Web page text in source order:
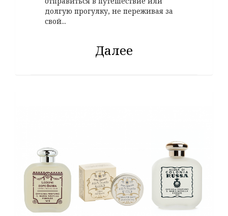
долгую прогулку, не переживая за
свой...
Далее